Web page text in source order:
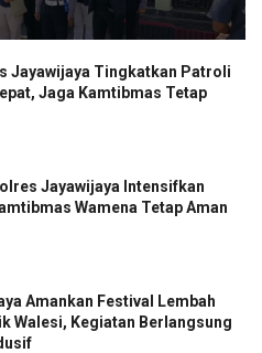
Jayawijaya Tingkatkan Patroli
Jaga Kamtibmas Tetap
Jayawijaya Intensifkan
Wamena Tetap Aman
Amankan Festival Lembah
Walesi, Kegiatan Berlangsung